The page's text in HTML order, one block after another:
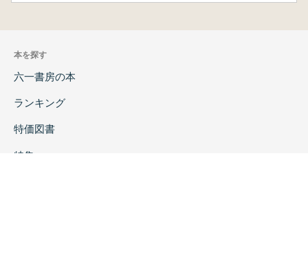
本を探す
六一書房の本
ランキング
特価図書
特集